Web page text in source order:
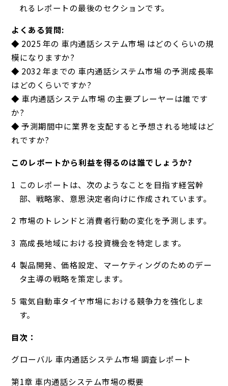
れるレポートの最後のセクションです。
よくある質問:
◆ 2025 年の 車内通話システム市場 はどのくらいの規
模になりますか?
◆ 2032 年までの 車内通話システム市場 の予測成長率
はどのくらいですか?
◆ 車内通話システム市場 の主要プレーヤーは誰です
か?
◆ 予測期間中に業界を支配すると予想される地域はど
れですか?
このレポートから利益を得るのは誰でしょうか?
このレポートは、次のようなことを目指す経営幹
部、戦略家、意思決定者向けに作成されています。
市場のトレンドと消費者行動の変化を予測します。
高成長地域における投資機会を特定します。
製品開発、価格設定、マーケティングのためのデー
タ主導の戦略を策定します。
電気自動車タイヤ市場における競争力を強化しま
す。
目次：
グローバル 車内通話システム市場 調査レポート
第1章 車内通話システム市場の概要